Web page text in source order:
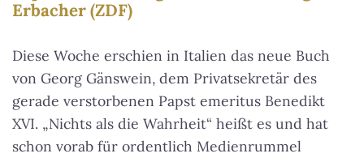
Erbacher (ZDF)
Diese Woche erschien in Italien das neue Buch
von Georg Gänswein, dem Privatsekretär des
gerade verstorbenen Papst emeritus Benedikt
XVI. „Nichts als die Wahrheit“ heißt es und hat
schon vorab für ordentlich Medienrummel